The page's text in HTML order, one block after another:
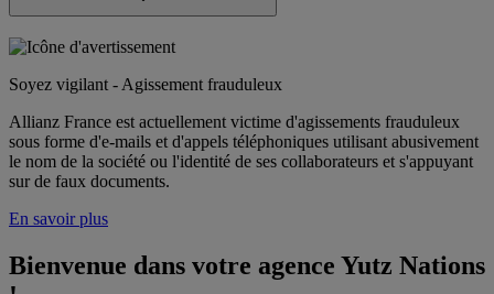
Soyez vigilant - Agissement frauduleux
Allianz France est actuellement victime d'agissements frauduleux
sous forme d'e-mails et d'appels téléphoniques utilisant abusivement
le nom de la société ou l'identité de ses collaborateurs et s'appuyant
sur de faux documents.
En savoir plus
Bienvenue dans votre agence Yutz Nations